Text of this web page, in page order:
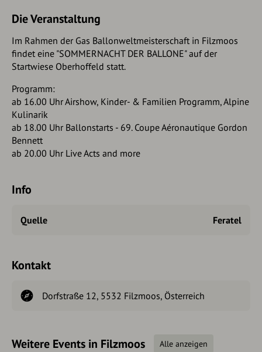
Die Veranstaltung
Im Rahmen der Gas Ballonweltmeisterschaft in Filzmoos
findet eine "SOMMERNACHT DER BALLONE" auf der
Startwiese Oberhoffeld statt.
Programm:
ab 16.00 Uhr Airshow, Kinder- & Familien Programm, Alpine
Kulinarik
ab 18.00 Uhr Ballonstarts - 69. Coupe Aéronautique Gordon
Bennett
ab 20.00 Uhr Live Acts and more
Info
Quelle Feratel
Kontakt
Dorfstraße 12, 5532 Filzmoos, Österreich
Weitere Events in Filzmoos Alle anzeigen